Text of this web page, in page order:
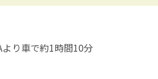
より車で約1時間10分